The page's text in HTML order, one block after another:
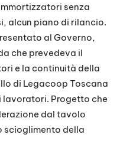
senza
alcun piano di rilancio.
al Governo,
che prevedeva il
e la continuità della
di Legacoop Toscana
Progetto che
dal tavolo
scioglimento della